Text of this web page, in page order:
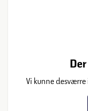
Vi kunne